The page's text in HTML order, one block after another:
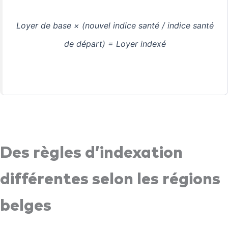
Loyer de base × (nouvel indice santé / indice santé
de départ) = Loyer indexé
Des règles d’indexation
différentes selon les régions
belges